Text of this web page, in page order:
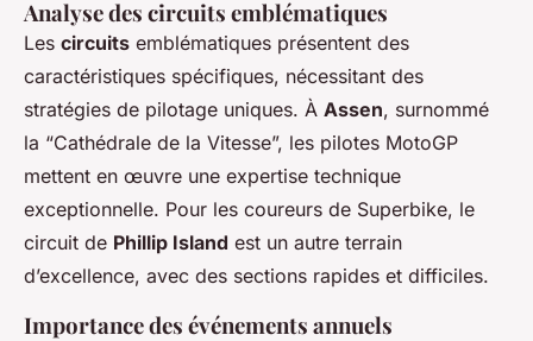
Analyse des circuits emblématiques
Les circuits emblématiques présentent des
caractéristiques spécifiques, nécessitant des
stratégies de pilotage uniques. À Assen, surnommé
la “Cathédrale de la Vitesse”, les pilotes MotoGP
mettent en œuvre une expertise technique
exceptionnelle. Pour les coureurs de Superbike, le
circuit de Phillip Island est un autre terrain
d’excellence, avec des sections rapides et difficiles.
Importance des événements annuels